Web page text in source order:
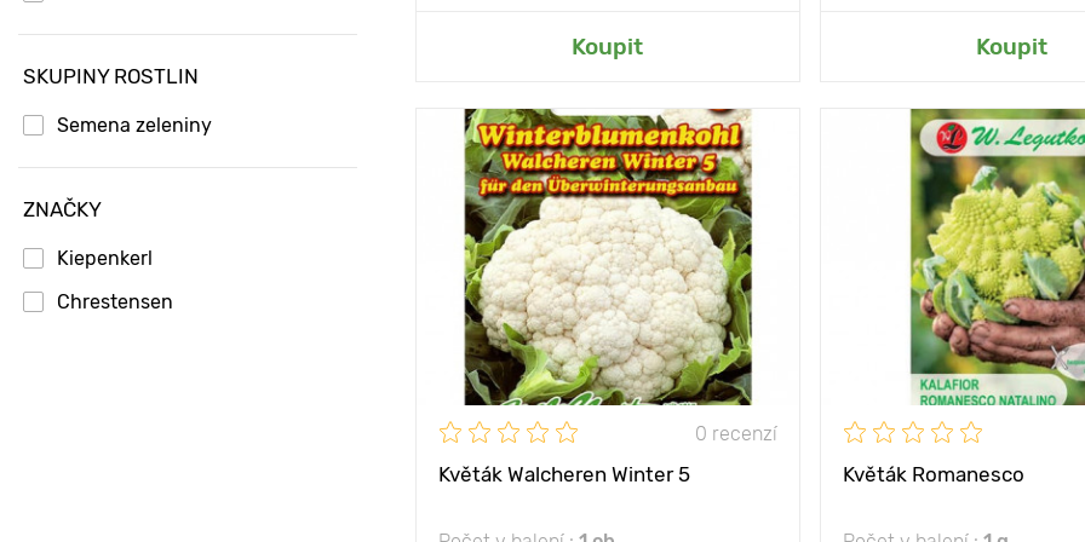
SKUPINY ROSTLIN
Semena zeleniny
ZNAČKY
Kiepenkerl
Chrestensen
Koupit
Přidat do mé zahrady Koupit
Přidat do mé
0 recenzí
Květák Walcheren Winter 5
Vlastnosti zimní odrůda
Výška rostliny 30 - 40 cm
Vzdálenost mezi
rostlinami
50 x 50 cm
Poloha slunce
Květák Romanesco
Vlastnosti
Vzdálenost mezi
rostlinami